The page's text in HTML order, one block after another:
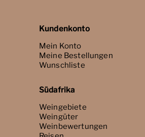
Kundenkonto
Mein Konto
Meine Bestellungen
Wunschliste
Südafrika
Weingebiete
Weingüter
Weinbewertungen